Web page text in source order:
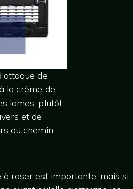
de
la crème de
lames, plutôt
et de
du chemin.
à raser est importante, mais si